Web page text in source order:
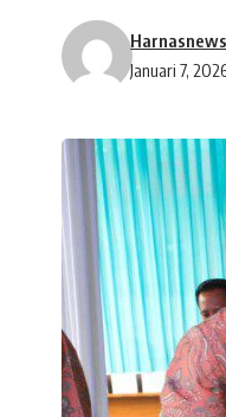
Januari 7,
Harnasnews